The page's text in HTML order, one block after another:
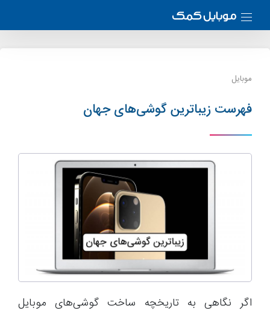
موبایل
فهرست زیباترین گوشی‌های جهان
اگر نگاهی به تاریخچه ساخت گوشی‌های موبایل